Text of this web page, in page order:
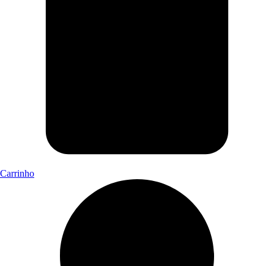
Carrinho